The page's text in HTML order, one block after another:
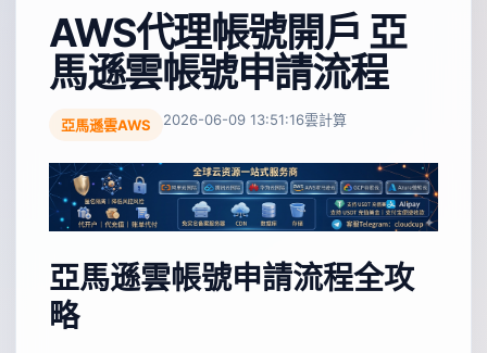
AWS代理帳號開戶 亞
馬遜雲帳號申請流程
亞馬遜雲AWS 2026-06-09 13:51:16雲計算
亞馬遜雲帳號申請流程全攻
略